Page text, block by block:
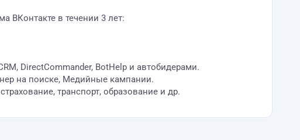
ВКонтакте в течении 3 лет:
DirectCommander, BotHelp и автобидерами.
на поиске, Медийные кампании.
транспорт, образование и др.